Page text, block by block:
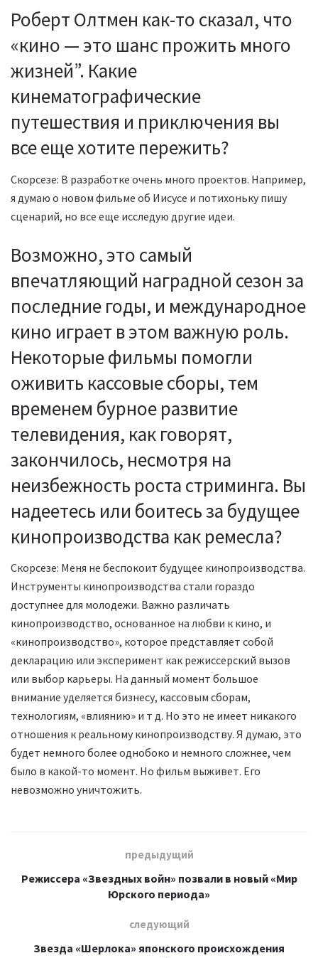
Роберт Олтмен как-то сказал, что
«кино — это шанс прожить много
жизней”. Какие
кинематографические
путешествия и приключения вы
все еще хотите пережить?
Скорсезе: В разработке очень много проектов. Например,
я думаю о новом фильме об Иисусе и потихоньку пишу
сценарий, но все еще исследую другие идеи.
Возможно, это самый
впечатляющий наградной сезон за
последние годы, и международное
кино играет в этом важную роль.
Некоторые фильмы помогли
оживить кассовые сборы, тем
временем бурное развитие
телевидения, как говорят,
закончилось, несмотря на
неизбежность роста стриминга. Вы
надеетесь или боитесь за будущее
кинопроизводства как ремесла?
Скорсезе: Меня не беспокоит будущее кинопроизводства.
Инструменты кинопроизводства стали гораздо
доступнее для молодежи. Важно различать
кинопроизводство, основанное на любви к кино, и
«кинопроизводство», которое представляет собой
декларацию или эксперимент как режиссерский вызов
или выбор карьеры. На данный момент большое
внимание уделяется бизнесу, кассовым сборам,
технологиям, «влиянию» и т д. Но это не имеет никакого
отношения к реальному кинопроизводству. Я думаю, это
будет немного более однобоко и немного сложнее, чем
было в какой-то момент. Но фильм выживет. Его
невозможно уничтожить.
предыдущий
Режиссера «Звездных войн» позвали в новый «Мир
Юрского периода»
следующий
Звезда «Шерлока» японского происхождения